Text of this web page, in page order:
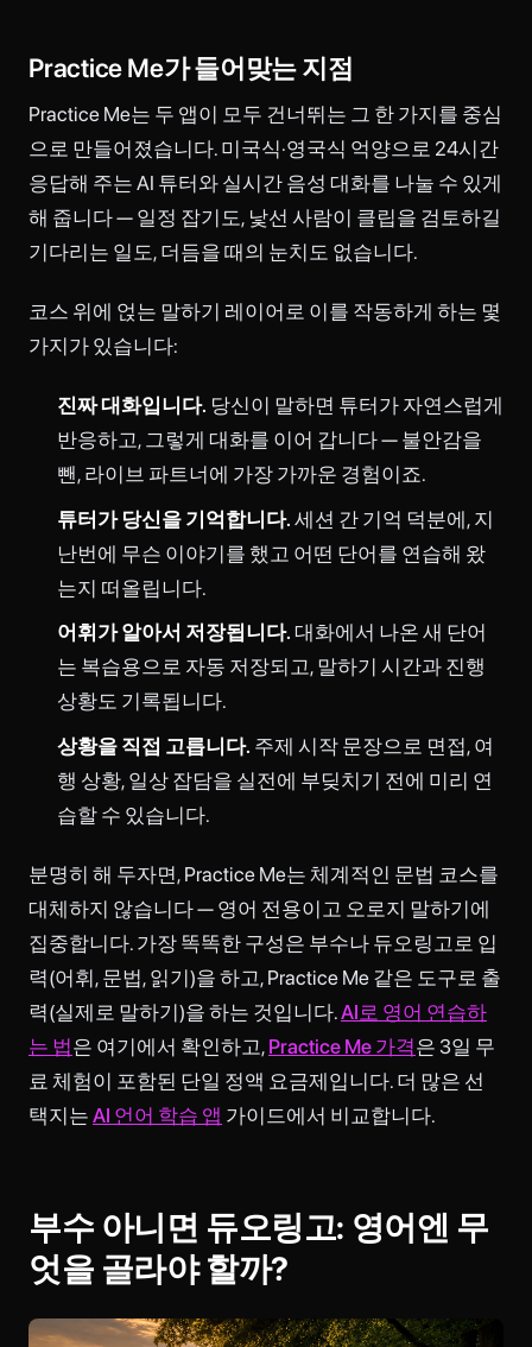
Practice Me가 들어맞는 지점
Practice Me는 두 앱이 모두 건너뛰는 그 한 가지를 중심
으로 만들어졌습니다. 미국식·영국식 억양으로 24시간
응답해 주는 AI 튜터와 실시간 음성 대화를 나눌 수 있게
해 줍니다 — 일정 잡기도, 낯선 사람이 클립을 검토하길
기다리는 일도, 더듬을 때의 눈치도 없습니다.
코스 위에 얹는 말하기 레이어로 이를 작동하게 하는 몇
가지가 있습니다:
진짜 대화입니다. 당신이 말하면 튜터가 자연스럽게
반응하고, 그렇게 대화를 이어 갑니다 — 불안감을
뺀, 라이브 파트너에 가장 가까운 경험이죠.
튜터가 당신을 기억합니다. 세션 간 기억 덕분에, 지
난번에 무슨 이야기를 했고 어떤 단어를 연습해 왔
는지 떠올립니다.
어휘가 알아서 저장됩니다. 대화에서 나온 새 단어
는 복습용으로 자동 저장되고, 말하기 시간과 진행
상황도 기록됩니다.
상황을 직접 고릅니다. 주제 시작 문장으로 면접, 여
행 상황, 일상 잡담을 실전에 부딪치기 전에 미리 연
습할 수 있습니다.
분명히 해 두자면, Practice Me는 체계적인 문법 코스를
대체하지 않습니다 — 영어 전용이고 오로지 말하기에
집중합니다. 가장 똑똑한 구성은 부수나 듀오링고로 입
력(어휘, 문법, 읽기)을 하고, Practice Me 같은 도구로 출
력(실제로 말하기)을 하는 것입니다.AI로 영어 연습하
는 법은 여기에서 확인하고, Practice Me 가격은 3일 무
료 체험이 포함된 단일 정액 요금제입니다. 더 많은 선
택지는 AI 언어 학습 앱 가이드에서 비교합니다.
부수 아니면 듀오링고: 영어엔 무
엇을 골라야 할까?